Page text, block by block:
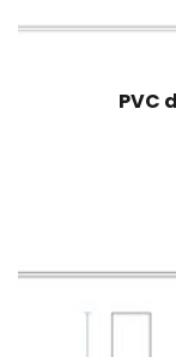
PVC